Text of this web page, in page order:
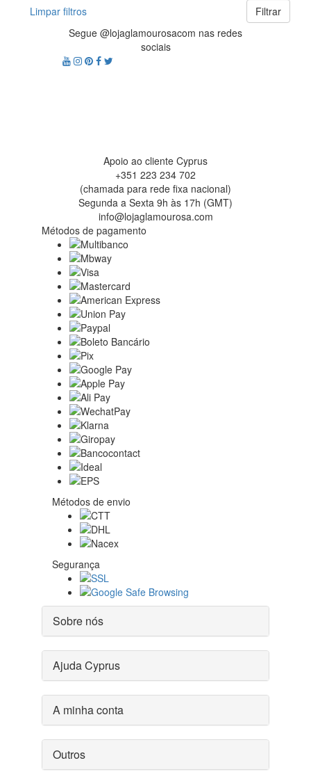
Limpar filtros
Filtrar
Segue @lojaglamourosacom nas redes
sociais
Apoio ao cliente Cyprus
+351 223 234 702
(chamada para rede fixa nacional)
Segunda a Sexta 9h às 17h (GMT)
info@lojaglamourosa.com
Métodos de pagamento
Métodos de envio
Segurança
Sobre nós
Ajuda Cyprus
A minha conta
Outros